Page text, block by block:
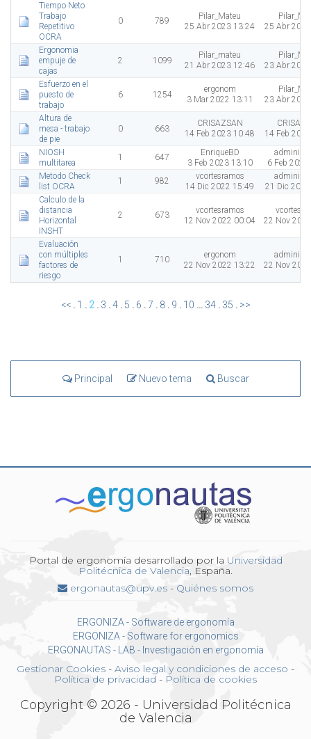
Tiempo Neto
Trabajo
Repetitivo
OCRA
0 789
Pilar_Mateu
25 Abr 2023 13:24
25 Abr
Ergonomia
empuje de
cajas
2 1099
Pilar_mateu
21 Abr 2023 12:46
23 Abr
Esfuerzo en el
puesto de
trabajo
6 1254
ergonom
3 Mar 2022 13:11
23 Abr
Altura de
mesa - trabajo
de pie
0 663
CRISAZSAN
14 Feb 2023 10:48
14 Feb
NIOSH
multitarea
1 647
EnriqueBD
3 Feb 2023 13:10
6 Feb
Metodo Check
list OCRA
1 982
vcortesramos
14 Dic 2022 15:49
21 Dic
Calculo de la
distancia
Horizontal
INSHT
2 673
vcortesramos
12 Nov 2022 00:04
22 Nov
Evaluación
con múltiples
factores de
riesgo
1 710
ergonom
22 Nov 2022 13:22
22 Nov
<<. 1 . 2. 3 . 4. 5 . 6 . 7 . 8. 9 . 10 ... 34. 35 . >>
Principal Nuevo tema Buscar
Portal de ergonomía desarrollado por la Universidad
Politécnica de Valencia, España.
ergonautas@upv.es - Quiénes somos
ERGONIZA - Software de ergonomía
ERGONIZA - Software for ergonomics
ERGONAUTAS - LAB - Investigación en ergonomía
Gestionar Cookies - Aviso legal y condiciones de acceso -
Política de privacidad - Política de cookies
Copyright © 2026 - Universidad Politécnica
de Valencia